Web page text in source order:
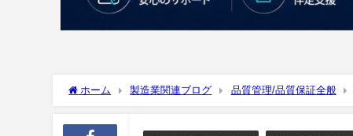
ホーム 製造業関連ブログ 品質管理/品質保証全般